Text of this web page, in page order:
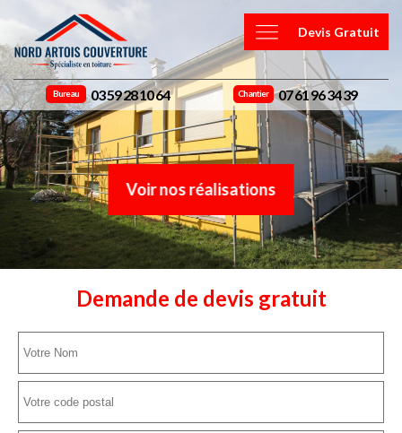
Devis Gratuit
Bureau 03 59 28 10 64 Chantier 07 61 96 34 39
Voir nos réalisations
Demande de devis gratuit